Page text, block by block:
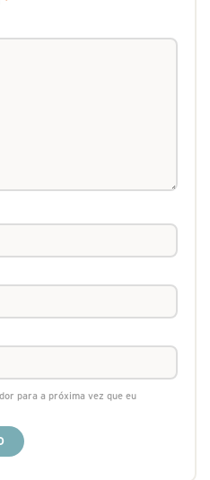
para a próxima vez que eu